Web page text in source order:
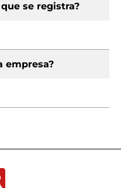
se registra?
empresa?